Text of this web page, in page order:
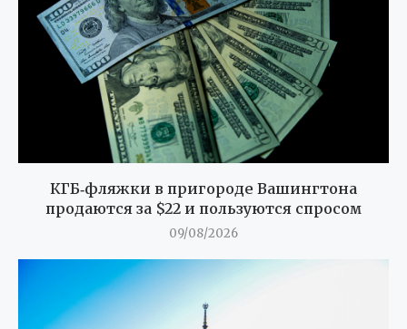
КГБ‑фляжки в пригороде Вашингтона
продаются за $22 и пользуются спросом
09/08/2026